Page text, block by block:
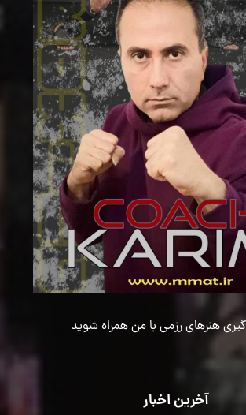
هنرهای رزمی با من همراه شوید
آخرین اخبار